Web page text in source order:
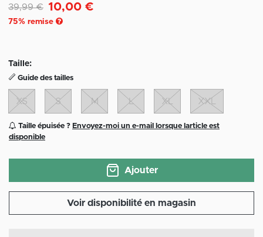
Remise de
39,99 €à 10,00 €
75% remise
Taille:
Guide des tailles
XS S M L XL XXL
Taille épuisée ? Envoyez-moi un e-mail lorsque larticle est
disponible
Ajouter
Voir disponibilité en magasin